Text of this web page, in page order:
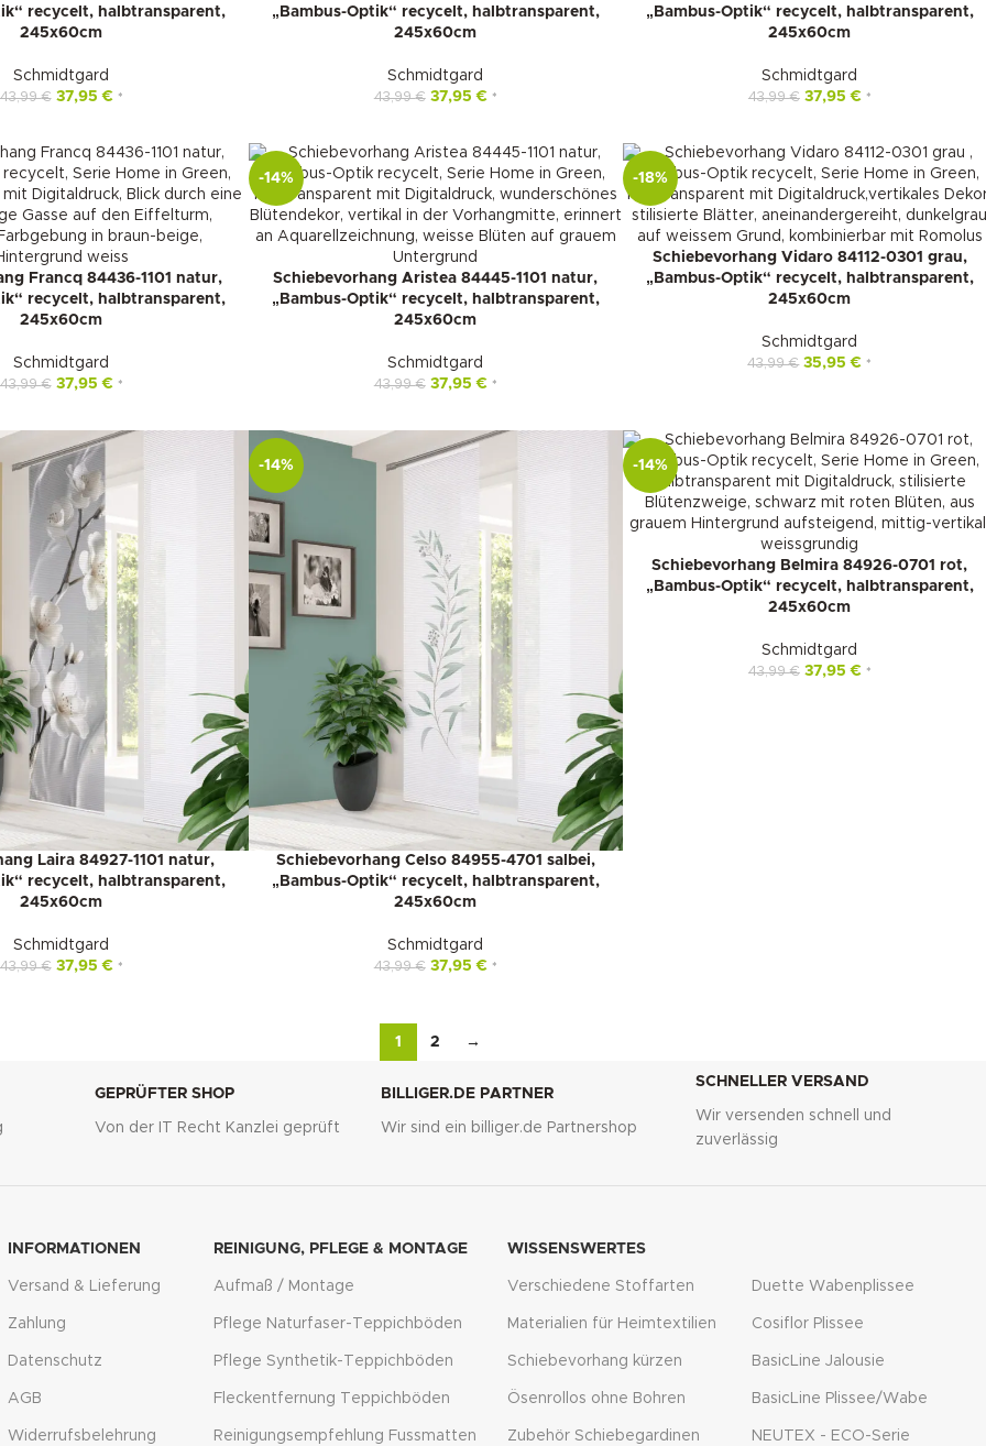
recycelt, halbtransparent,
245x60cm
Schmidtgard
43,99€ 37,95€ *
„Bambus-Optik“ recycelt, halbtransparent,
245x60cm
Schmidtgard
43,99€ 37,95€ *
„Bambus-Optik“ recycelt, halbtransparent,
245x60cm
Schmidtgard
43,99€ 37,95€ *
Francq 84436-1101 natur,
recycelt, halbtransparent,
245x60cm
Schmidtgard
43,99€ 37,95€ *
-14%
Schiebevorhang Aristea 84445-1101 natur,
„Bambus-Optik“ recycelt, halbtransparent,
245x60cm
Schmidtgard
43,99€ 37,95€ *
-18%
Schiebevorhang Vidaro 84112-0301 grau,
„Bambus-Optik“ recycelt, halbtransparent,
245x60cm
Schmidtgard
43,99€ 35,95€ *
Laira 84927-1101 natur,
recycelt, halbtransparent,
245x60cm
Schmidtgard
43,99€ 37,95€ *
-14%
Schiebevorhang Celso 84955-4701 salbei,
„Bambus-Optik“ recycelt, halbtransparent,
245x60cm
Schmidtgard
43,99€ 37,95€ *
-14%
Schiebevorhang Belmira 84926-0701 rot,
„Bambus-Optik“ recycelt, halbtransparent,
245x60cm
Schmidtgard
43,99€ 37,95€ *
1 2 →
GEPRÜFTER SHOP
Von der IT Recht Kanzlei geprüft
BILLIGER.DE PARTNER
Wir sind ein billiger.de Partnershop
SCHNELLER VERSAND
Wir versenden schnell und
zuverlässig
INFORMATIONEN
Versand & Lieferung
Zahlung
Datenschutz
AGB
Widerrufsbelehrung
REINIGUNG, PFLEGE & MONTAGE
Aufmaß / Montage
Pflege Naturfaser-Teppichböden
Pflege Synthetik-Teppichböden
Fleckentfernung Teppichböden
Reinigungsempfehlung Fussmatten
WISSENSWERTES
Verschiedene Stoffarten
Materialien für Heimtextilien
Schiebevorhang kürzen
Ösenrollos ohne Bohren
Zubehör Schiebegardinen
Duette Wabenplissee
Cosiflor Plissee
BasicLine Jalousie
BasicLine Plissee/Wabe
NEUTEX - ECO-Serie